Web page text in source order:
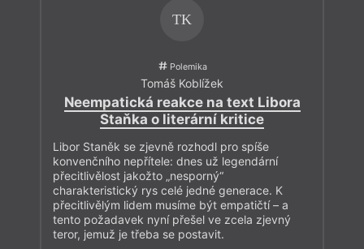
TK
Polemika
Tomáš Koblížek
Neempatická reakce na text Libora
Staňka o literární kritice
Libor Staněk se zjevně rozhodl pro spíše
konvenčního nepřítele: dnes už legendární
přecitlivělost jakožto „nesporný“
charakteristický rys celé jedné generace. K
přecitlivělým lidem musíme být empatičtí – a
tento požadavek nyní přešel ve zcela zjevný
teror, jemuž je třeba se postavit.